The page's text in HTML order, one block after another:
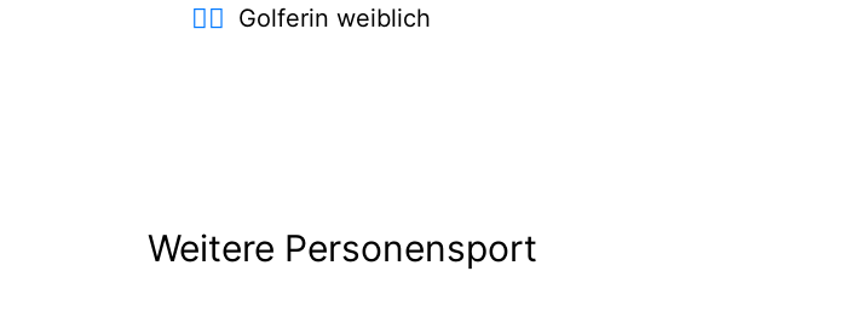
🏌️‍♀️ Golferin weiblich
Weitere Personensport